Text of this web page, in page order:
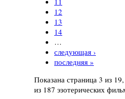
12
13
14
…
следующая ›
последняя »
Показана страница 3 из
из 187 эзотерических